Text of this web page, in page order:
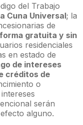
del Trabajo
Cuna Universal; la
de
gratuita y sin
residenciales
en estado de
de intereses
créditos de
o
serán
alguno.